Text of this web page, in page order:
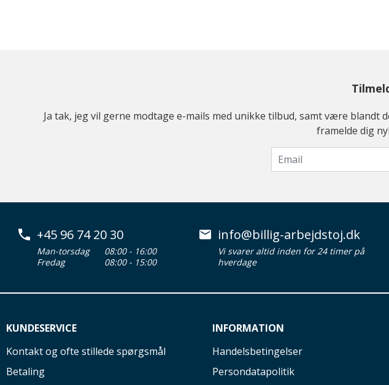
Ja tak, jeg vil gerne modtage e-mails med unikke tilbud, samt være
framelde dig
+45 96 74 20 30
Man-torsdag
08:00 - 16:00
Fredag
08:00 - 15:00
info@billig-arbejdstoj.dk
Vi svarer altid inden for 24 timer på
hverdage
KUNDESERVICE
Kontakt og ofte stillede spørgsmål
Betaling
INFORMATION
Handelsbetingelser
Persondatapolitik